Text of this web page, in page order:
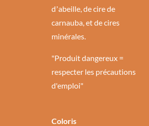
dʼabeille, de cire de
carnauba, et de cires
minérales.
"Produit dangereux =
respecter les précautions
d'emploi"
Coloris